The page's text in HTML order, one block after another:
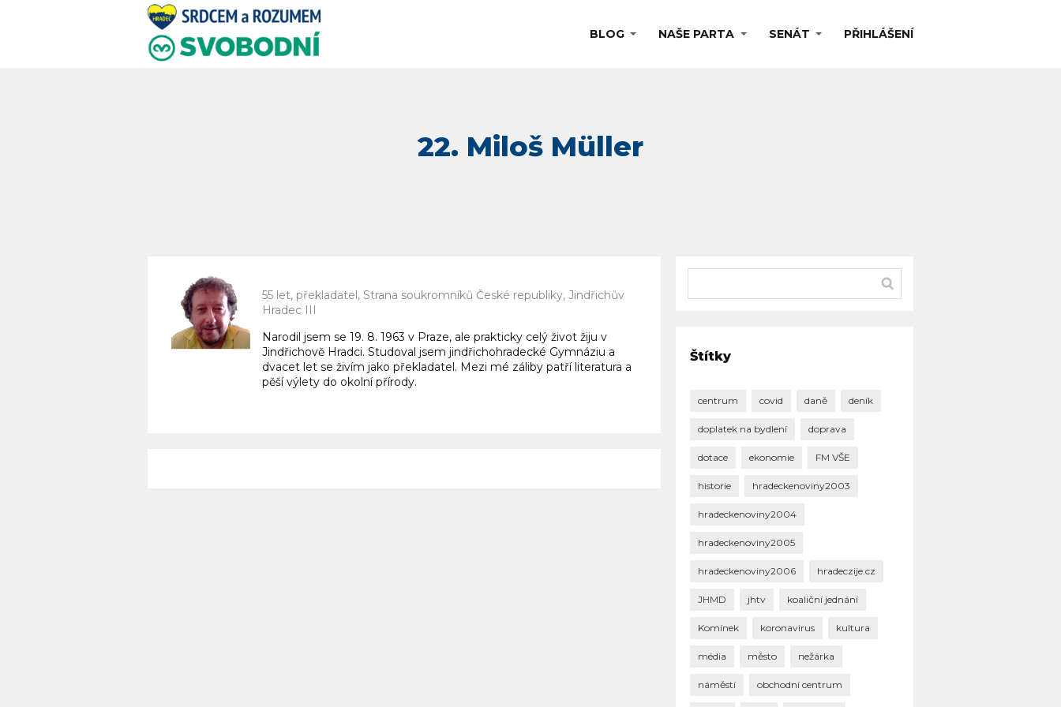
BLOG NAŠE PARTA SENÁT PŘIHLÁŠENÍ
55 let, překladatel, Strana soukromníků České republiky, Jindřichův
Hradec III
Narodil jsem se 19. 8. 1963 v Praze, ale prakticky celý život žiju v
Jindřichově Hradci. Studoval jsem jindřichohradecké Gymnáziu a
dvacet let se živím jako překladatel. Mezi mé záliby patří literatura a
pěší výlety do okolní přírody.
Štítky
centrum covid daně deník
doplatek na bydlení doprava
dotace ekonomie FM VŠE
historie hradeckenoviny2003
hradeckenoviny2004
hradeckenoviny2005
hradeckenoviny2006 hradeczije.cz
JHMD jhtv koaliční jednání
Komínek koronavirus kultura
média město nežárka
náměstí obchodní centrum